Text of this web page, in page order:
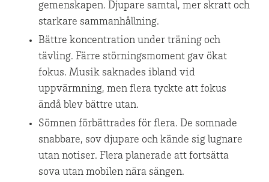
gemenskapen. Djupare samtal, mer skratt och
starkare sammanhållning.
Bättre koncentration under träning och
tävling. Färre störningsmoment gav ökat
fokus. Musik saknades ibland vid
uppvärmning, men flera tyckte att fokus
ändå blev bättre utan.
Sömnen förbättrades för flera. De somnade
snabbare, sov djupare och kände sig lugnare
utan notiser. Flera planerade att fortsätta
sova utan mobilen nära sängen.